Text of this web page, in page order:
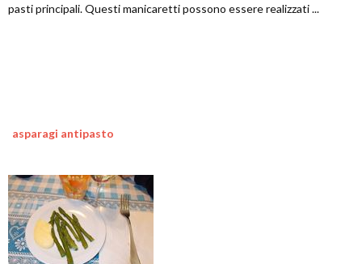
pasti principali. Questi manicaretti possono essere realizzati ...
asparagi antipasto